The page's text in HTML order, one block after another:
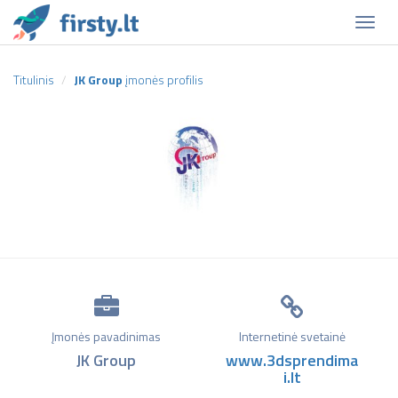
Titulinis JK Group įmonės profilis
Įmonės pavadinimas
JK Group
Internetinė svetainė
www.3dsprendima
i.lt